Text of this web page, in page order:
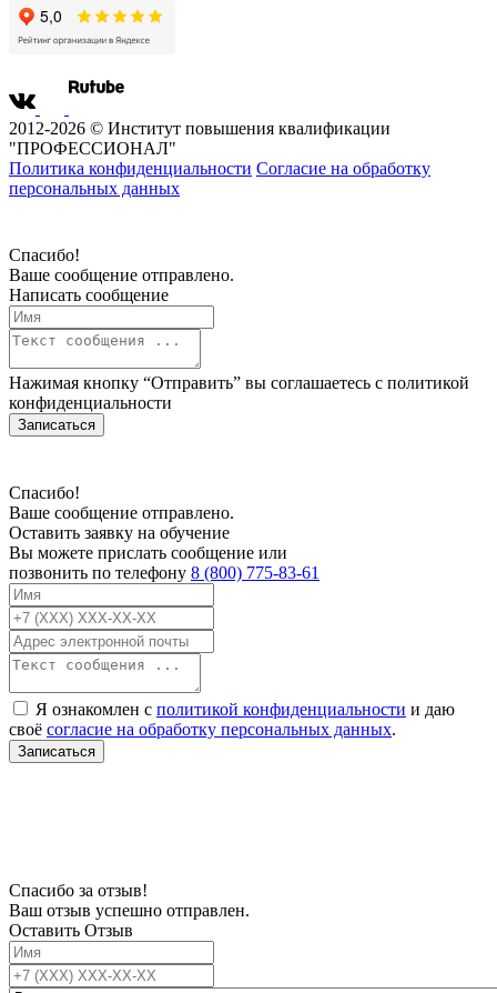
2012-2026 © Институт повышения квалификации
"ПРОФЕССИОНАЛ"
Политика конфиденциальности Согласие на обработку
персональных данных
Спасибо!
Ваше сообщение отправлено.
Написать сообщение
Нажимая кнопку “Отправить” вы соглашаетесь с политикой
конфиденциальности
Записаться
Спасибо!
Ваше сообщение отправлено.
Оставить заявку на обучение
Вы можете прислать сообщение или
позвонить по телефону 8 (800) 775-83-61
Я ознакомлен с политикой конфиденциальности и даю
своё согласие на обработку персональных данных.
Записаться
Спасибо за отзыв!
Ваш отзыв успешно отправлен.
Оставить Отзыв